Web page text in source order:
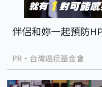
伴侶和妳一起預防
PR・台灣癌症基金會